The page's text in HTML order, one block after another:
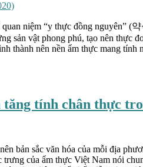
niệm “y thực đồng nguyên” (
sản vật phong phú, tạo nên thực
thành nên nền ẩm thực mang
tính chân thực
bản sắc văn hóa của mỗi địa
của ẩm thực Việt Nam nói